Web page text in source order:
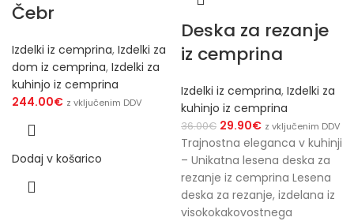
Čebr
Izdelki iz cemprina, Izdelki za
dom iz cemprina, Izdelki za
kuhinjo iz cemprina
244.00€ z vključenim DDV
Dodaj v košarico
Deska za rezanje
iz cemprina
Izdelki iz cemprina, Izdelki za
kuhinjo iz cemprina
36.00€ 29.90€ z vključenim DDV
Trajnostna eleganca v kuhinji
– Unikatna lesena deska za
rezanje iz cemprina Lesena
deska za rezanje, izdelana iz
visokokakovostnega